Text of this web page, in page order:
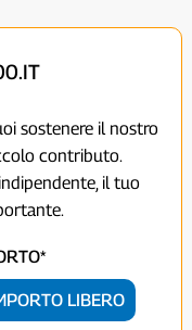
sostenere il nostro
contributo.
il tuo
LIBERO